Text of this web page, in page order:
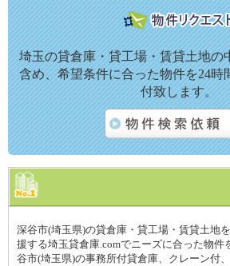
埼玉の貸倉庫・貸工場・賃貸土地の
含め、希望条件に合った物件を24時
付致します。
深谷市(埼玉県)の貸倉庫・貸工場・賃貸土地
援する埼玉貸倉庫.comでニーズに合った物件
谷市(埼玉県)の事務所付貸倉庫、クレーン付